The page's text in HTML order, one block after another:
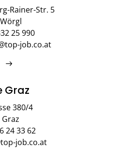
Rainer-Str. 5
25 990
job.co.at
Graz
380/4
24 33 62
job.co.at